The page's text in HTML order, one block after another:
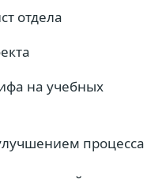
отдела
на учебных
процесса